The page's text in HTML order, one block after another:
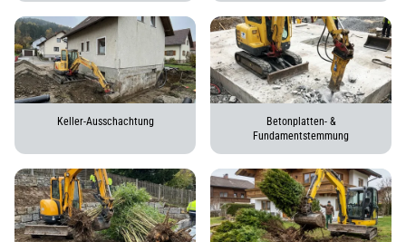
Keller-Ausschachtung
Betonplatten- &
Fundamentstemmung